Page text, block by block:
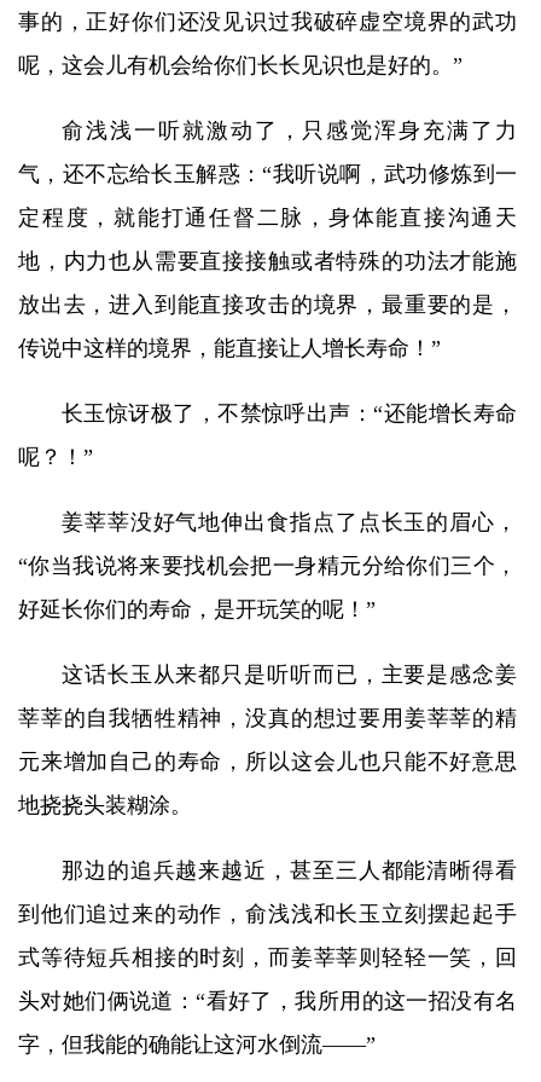
事的，正好你们还没见识过我破碎虚空境界的武功
呢，这会儿有机会给你们长长见识也是好的。”
俞浅浅一听就激动了，只感觉浑身充满了力
气，还不忘给长玉解惑：“我听说啊，武功修炼到一
定程度，就能打通任督二脉，身体能直接沟通天
地，内力也从需要直接接触或者特殊的功法才能施
放出去，进入到能直接攻击的境界，最重要的是，
传说中这样的境界，能直接让人增长寿命！”
长玉惊讶极了，不禁惊呼出声：“还能增长寿命
呢？！”
姜莘莘没好气地伸出食指点了点长玉的眉心，
“你当我说将来要找机会把一身精元分给你们三个，
好延长你们的寿命，是开玩笑的呢！”
这话长玉从来都只是听听而已，主要是感念姜
莘莘的自我牺牲精神，没真的想过要用姜莘莘的精
元来增加自己的寿命，所以这会儿也只能不好意思
地挠挠头装糊涂。
那边的追兵越来越近，甚至三人都能清晰得看
到他们追过来的动作，俞浅浅和长玉立刻摆起起手
式等待短兵相接的时刻，而姜莘莘则轻轻一笑，回
头对她们俩说道：“看好了，我所用的这一招没有名
字，但我能的确能让这河水倒流——”